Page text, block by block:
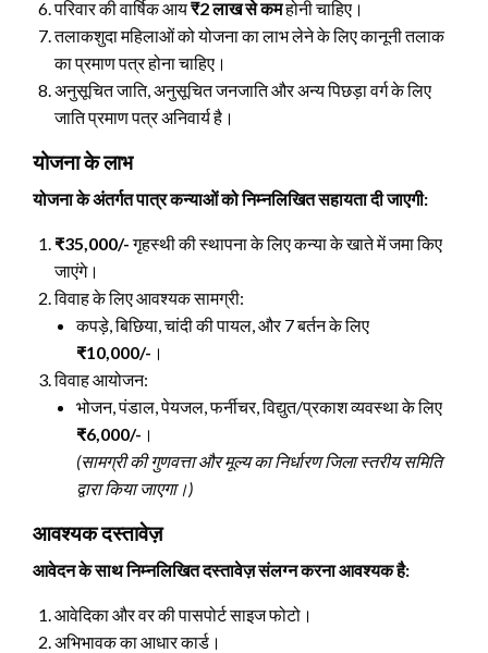
परिवार की वार्षिक आय₹2 लाख से कमहोनी चाहिए।
तलाकशुदा महिलाओं को योजना का लाभ लेने के लिए कानूनी तलाक
का प्रमाण पत्र होना चाहिए।
अनुसूचित जाति, अनुसूचित जनजाति और अन्य पिछड़ा वर्ग के लिए
जाति प्रमाण पत्र अनिवार्य है।
योजना के लाभ
योजना के अंतर्गत पात्र कन्याओं को निम्नलिखित सहायता दी जाएगी:
₹35,000/-गृहस्थी की स्थापना के लिए कन्या के खाते में जमा किए
जाएंगे।
विवाह के लिए आवश्यक सामग्री:
कपड़े, बिछिया, चांदी की पायल, और 7 बर्तन के लिए
₹10,000/- ।
विवाह आयोजन:
भोजन, पंडाल, पेयजल, फर्नीचर, विद्युत/प्रकाश व्यवस्था के लिए
₹6,000/- ।
(सामग्री की गुणवत्ता और मूल्य का निर्धारण जिला स्तरीय समिति
द्वारा किया जाएगा।)
आवश्यक दस्तावेज़
आवेदन के साथ निम्नलिखित दस्तावेज़ संलग्न करना आवश्यक है:
आवेदिका और वर की पासपोर्ट साइज फोटो।
अभिभावक का आधार कार्ड।